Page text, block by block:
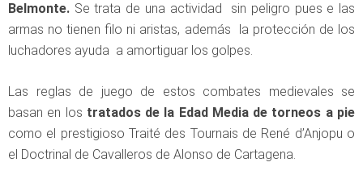
Belmonte. Se trata de una actividad sin peligro pues e las
armas no tienen filo ni aristas, además la protección de los
luchadores ayuda a amortiguar los golpes.
Las reglas de juego de estos combates medievales se
basan en los tratados de la Edad Media de torneos a pie
como el prestigioso Traité des Tournais de René d’Anjopu o
el Doctrinal de Cavalleros de Alonso de Cartagena.